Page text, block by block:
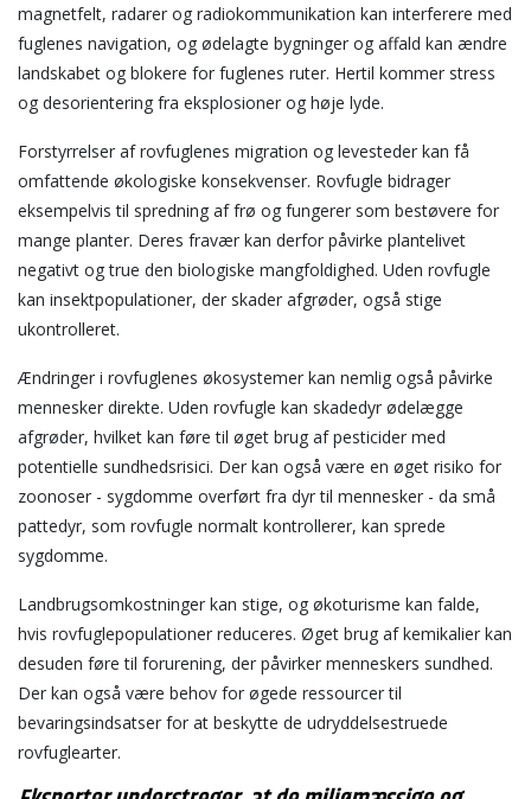
magnetfelt, radarer og radiokommunikation kan interferere med
fuglenes navigation, og ødelagte bygninger og affald kan ændre
landskabet og blokere for fuglenes ruter. Hertil kommer stress
og desorientering fra eksplosioner og høje lyde.
Forstyrrelser af rovfuglenes migration og levesteder kan få
omfattende økologiske konsekvenser. Rovfugle bidrager
eksempelvis til spredning af frø og fungerer som bestøvere for
mange planter. Deres fravær kan derfor påvirke plantelivet
negativt og true den biologiske mangfoldighed. Uden rovfugle
kan insektpopulationer, der skader afgrøder, også stige
ukontrolleret.
Ændringer i rovfuglenes økosystemer kan nemlig også påvirke
mennesker direkte. Uden rovfugle kan skadedyr ødelægge
afgrøder, hvilket kan føre til øget brug af pesticider med
potentielle sundhedsrisici. Der kan også være en øget risiko for
zoonoser - sygdomme overført fra dyr til mennesker - da små
pattedyr, som rovfugle normalt kontrollerer, kan sprede
sygdomme.
Landbrugsomkostninger kan stige, og økoturisme kan falde,
hvis rovfuglepopulationer reduceres. Øget brug af kemikalier kan
desuden føre til forurening, der påvirker menneskers sundhed.
Der kan også være behov for øgede ressourcer til
bevaringsindsatser for at beskytte de udryddelsestruede
rovfuglearter.